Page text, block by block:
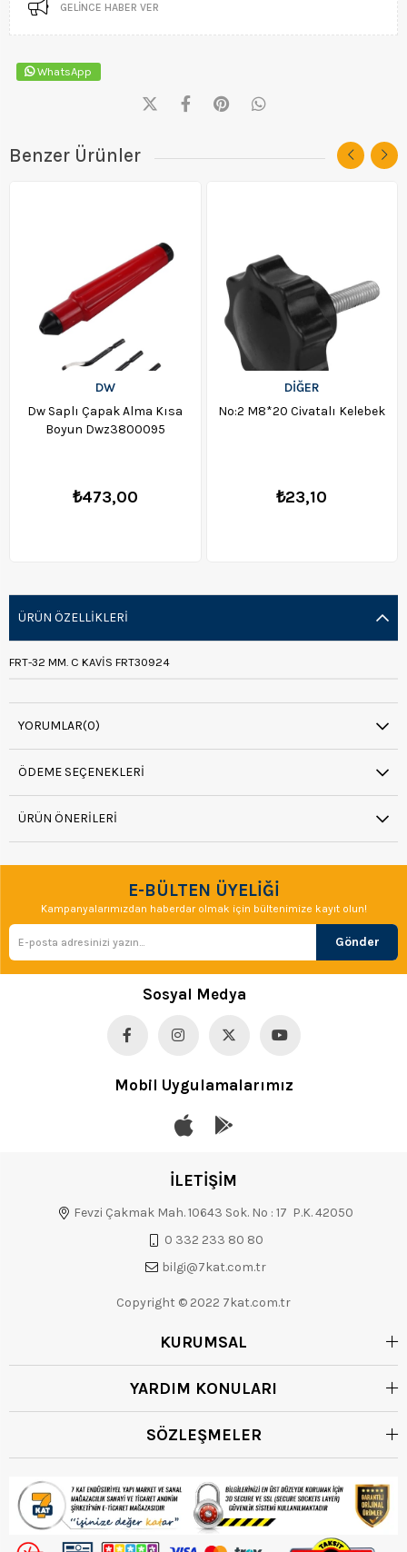
GELINCE HABER VER
WhatsApp
Benzer Ürünler
DW
Dw Saplı Çapak Alma Kısa
Boyun Dwz3800095
₺473,00
DİĞER
No:2 M8*20 Civatalı Kelebek
₺23,10
ÜRÜN ÖZELLIKLERI
FRT-32 MM. C KAVİS FRT30924
YORUMLAR(0)
ÖDEME SEÇENEKLERI
ÜRÜN ÖNERILERI
E-BÜLTEN ÜYELİĞİ
Kampanyalarımızdan haberdar olmak için bültenimize kayıt olun!
Gönder
Sosyal Medya
Mobil Uygulamalarımız
İLETİŞİM
Fevzi Çakmak Mah. 10643 Sok. No : 17 P.K. 42050
0 332 233 80 80
bilgi@7kat.com.tr
Copyright © 2022 7kat.com.tr
KURUMSAL
YARDIM KONULARI
SÖZLEŞMELER